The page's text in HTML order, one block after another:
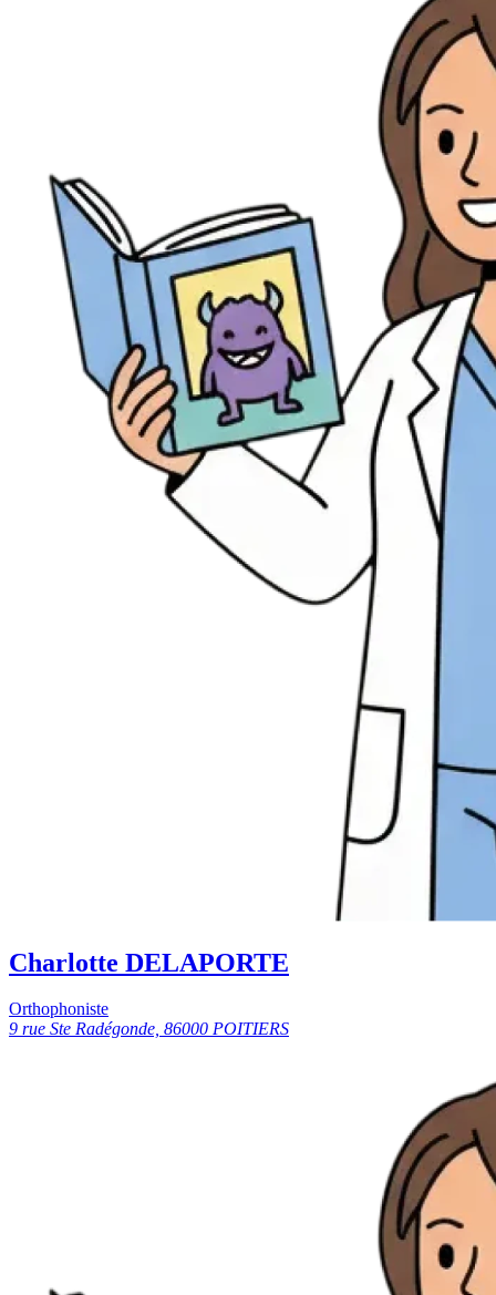
Charlotte DELAPORTE
Orthophoniste
9 rue Ste Radégonde, 86000 POITIERS